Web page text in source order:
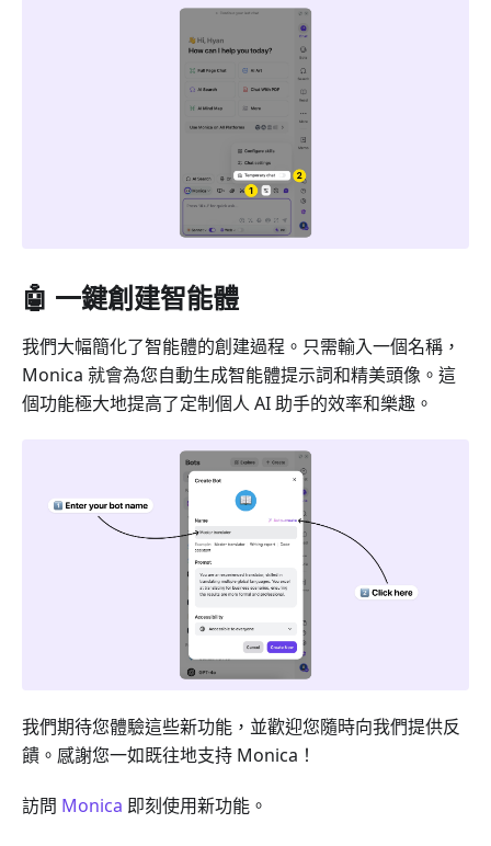
🤖 一鍵創建智能體
我們大幅簡化了智能體的創建過程。只需輸入一個名稱，
Monica 就會為您自動生成智能體提示詞和精美頭像。這
個功能極大地提高了定制個人 AI 助手的效率和樂趣。
我們期待您體驗這些新功能，並歡迎您隨時向我們提供反
饋。感謝您一如既往地支持 Monica！
訪問 Monica 即刻使用新功能。